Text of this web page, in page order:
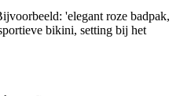
'elegant roze badpak,
bikini, setting bij het